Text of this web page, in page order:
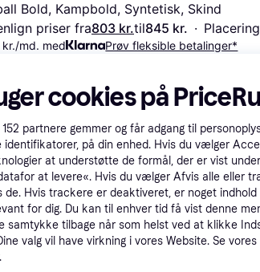
Bold, Kampbold, Syntetisk, Skind
priser fra803 kr.til845 kr. · Placering
kr./md. med
Prøv fleksible betalinger*
cookies på
152 partnere gemmer og får adgang til
identifikatorer, på din enhed. Hvis du vælger
at understøtte de formål, der er vist
at levere«. Hvis du vælger Afvis alle eller
de. Hvis trackere er deaktiveret, er noget indhold
for dig. Du kan til enhver tid få vist denne
tilbage når som helst ved at klikke
valg vil have virkning i vores Website. Se